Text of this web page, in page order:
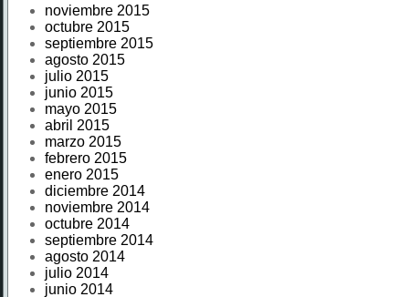
noviembre 2015
octubre 2015
septiembre 2015
agosto 2015
julio 2015
junio 2015
mayo 2015
abril 2015
marzo 2015
febrero 2015
enero 2015
diciembre 2014
noviembre 2014
octubre 2014
septiembre 2014
agosto 2014
julio 2014
junio 2014